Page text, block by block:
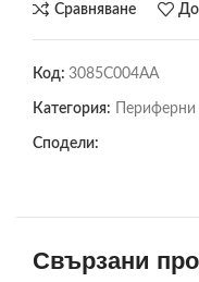
Сравняване
Код: 3085C004AA
Категория:
Сподели:
Свързани